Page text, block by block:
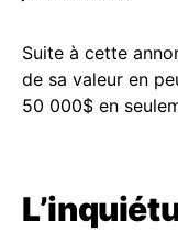
Suite à cette
de sa valeur en
50 000$ en